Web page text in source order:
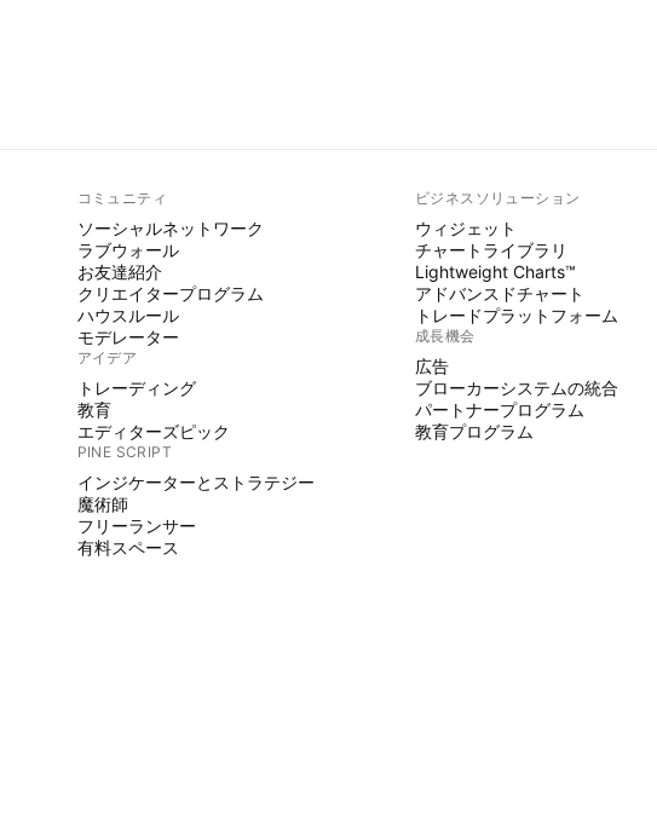
コミュニティ
ソーシャルネットワーク
ラブウォール
お友達紹介
クリエイタープログラム
ハウスルール
モデレーター
アイデア
トレーディング
教育
エディターズピック
PINE SCRIPT
インジケーターとストラテジー
魔術師
フリーランサー
有料スペース
ビジネスソリューション
ウィジェット
チャートライブラリ
Lightweight Charts™
アドバンスドチャート
トレードプラットフォーム
成長機会
広告
ブローカーシステムの統合
パートナープログラム
教育プログラム